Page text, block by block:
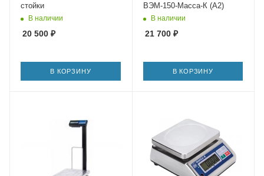
стойки
В наличии
20 500 ₽
В КОРЗИНУ
ВЭМ-150-Масса-К (А2)
В наличии
21 700₽
В КОРЗИНУ